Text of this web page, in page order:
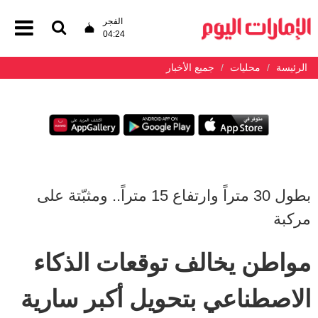
الفجر
04:24
الرئيسة محليات جميع الأخبار
بطول 30 متراً وارتفاع 15 متراً.. ومثبّتة على
مركبة
مواطن يخالف توقعات الذكاء
الاصطناعي بتحويل أكبر سارية